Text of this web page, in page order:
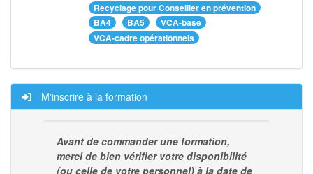
Recyclage pour Conseiller en prévention
BA4
BA5
VCA-base
VCA-cadre opérationnels
M'inscrire à la formation
Avant de commander une formation,
merci de bien vérifier votre disponibilité
(ou celle de votre personnel) à la date de